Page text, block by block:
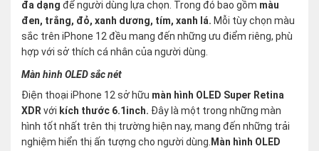
đa dạng để người dùng lựa chọn. Trong đó bao gồm màu
đen, trắng, đỏ, xanh dương, tím, xanh lá. Mỗi tùy chọn màu
sắc trên iPhone 12 đều mang đến những ưu điểm riêng, phù
hợp với sở thích cá nhân của người dùng.
Màn hình OLED sắc nét
Điện thoại iPhone 12 sở hữu màn hình OLED Super Retina
XDRvới kích thước 6.1inch. Đây là một trong những màn
hình tốt nhất trên thị trường hiện nay, mang đến những trải
nghiệm hiển thị ấn tượng cho người dùng. Màn hình OLED